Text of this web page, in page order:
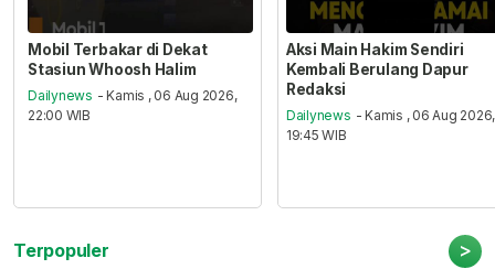
Mobil Terbakar di Dekat
Stasiun Whoosh Halim
Dailynews - Kamis , 06 Aug 2026,
22:00 WIB
Aksi Main Hakim Sendiri
Kembali Berulang Dapur
Redaksi
Dailynews - Kamis , 06 Aug 2026,
19:45 WIB
Terpopuler >